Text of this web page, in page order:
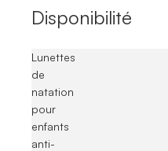
Disponibilité
Lunettes
de
natation
pour
enfants
anti-